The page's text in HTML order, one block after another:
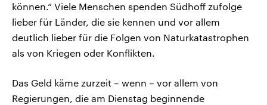
können.“ Viele Menschen spenden Südhoff zufolge
lieber für Länder, die sie kennen und vor allem
deutlich lieber für die Folgen von Naturkatastrophen
als von Kriegen oder Konflikten.
Das Geld käme zurzeit – wenn – vor allem von
Regierungen, die am Dienstag beginnende